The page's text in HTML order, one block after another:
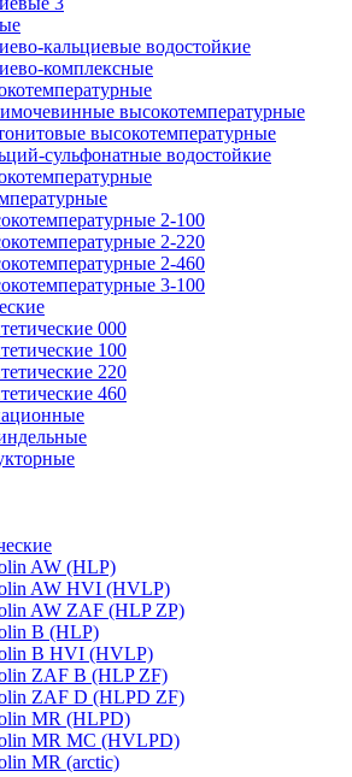
кальциевые водостойкие
комплексные
высокотемпературные
высокотемпературные
сульфонатные водостойкие
2-100
2-220
2-460
3-100
000
100
220
460
AW (HLP)
AW HVI (HVLP)
AW ZAF (HLP ZP)
B (HLP)
B HVI (HVLP)
ZAF B (HLP ZF)
ZAF D (HLPD ZF)
MR (HLPD)
MR MC (HVLPD)
MR (arctic)